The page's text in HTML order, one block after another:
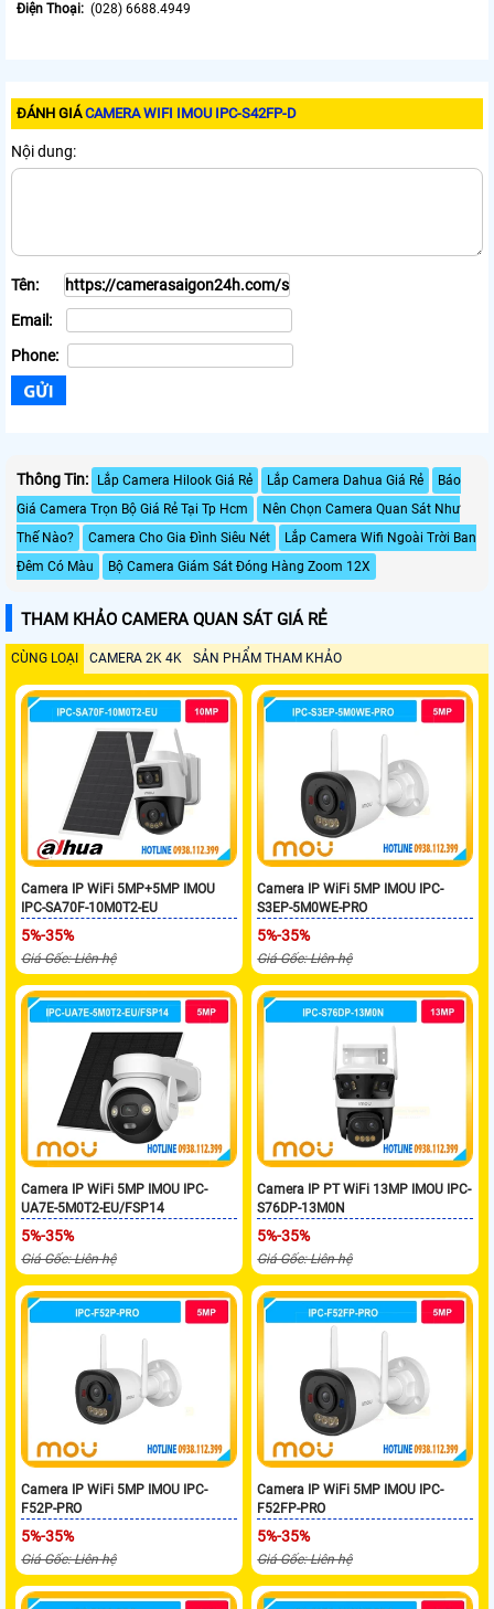
Điện Thoại: (028) 6688.4949
ĐÁNH GIÁCAMERA WIFI IMOU IPC-S42FP-D
Nội dung:
Tên:
Email:
Phone:
Thông Tin: Lắp Camera Hilook Giá Rẻ Lắp Camera Dahua Giá Rẻ
Báo
Giá Camera Trọn Bộ Giá Rẻ Tại Tp Hcm
Nên Chọn Camera Quan Sát Như
Thế Nào?
Camera Cho Gia Đình Siêu Nét
Lắp Camera Wifi Ngoài Trời Ban
Đêm Có Màu
Bộ Camera Giám Sát Đóng Hàng Zoom 12X
THAM KHẢO CAMERA QUAN SÁT GIÁ RẺ
CÙNG LOẠI CAMERA 2K 4K SẢN PHẨM THAM KHẢO
Camera IP WiFi 5MP+5MP IMOU
IPC-SA70F-10M0T2-EU
5%-35%
Giá Gốc: Liên hệ
Camera IP WiFi 5MP IMOU IPC-
S3EP-5M0WE-PRO
5%-35%
Giá Gốc: Liên hệ
Camera IP WiFi 5MP IMOU IPC-
UA7E-5M0T2-EU/FSP14
5%-35%
Giá Gốc: Liên hệ
Camera IP PT WiFi 13MP IMOU IPC-
S76DP-13M0N
5%-35%
Giá Gốc: Liên hệ
Camera IP WiFi 5MP IMOU IPC-
F52P-PRO
5%-35%
Giá Gốc: Liên hệ
Camera IP WiFi 5MP IMOU IPC-
F52FP-PRO
5%-35%
Giá Gốc: Liên hệ